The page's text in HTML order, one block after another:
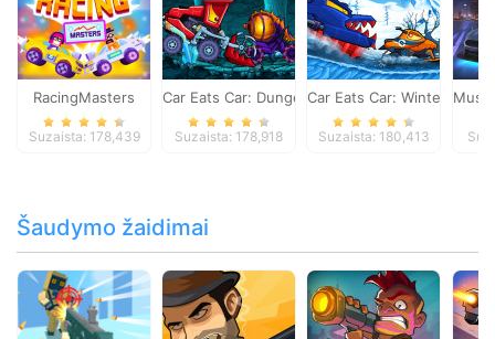
RacingMasters
Suzaista: 178,439
Car Eats Car: Dungeon Adventure
Suzaista: 178,918
Car Eats Car: Winter
Suzaista: 180,413
Šaudymo žaidimai